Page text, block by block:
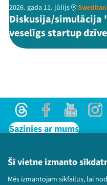
Šī vietne izmanto
Mēs izmantojam sīkfailus, lai
2026. gada 11. jūlijs
Diskusija/simulācija
veselīgs startup
ThreadsFacebookYoutube
Sazinies ar mums
Lietošanas noteikumi
Bērnu aizsardzības